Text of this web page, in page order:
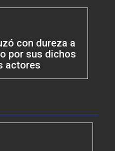
con dureza a
por sus dichos
actores